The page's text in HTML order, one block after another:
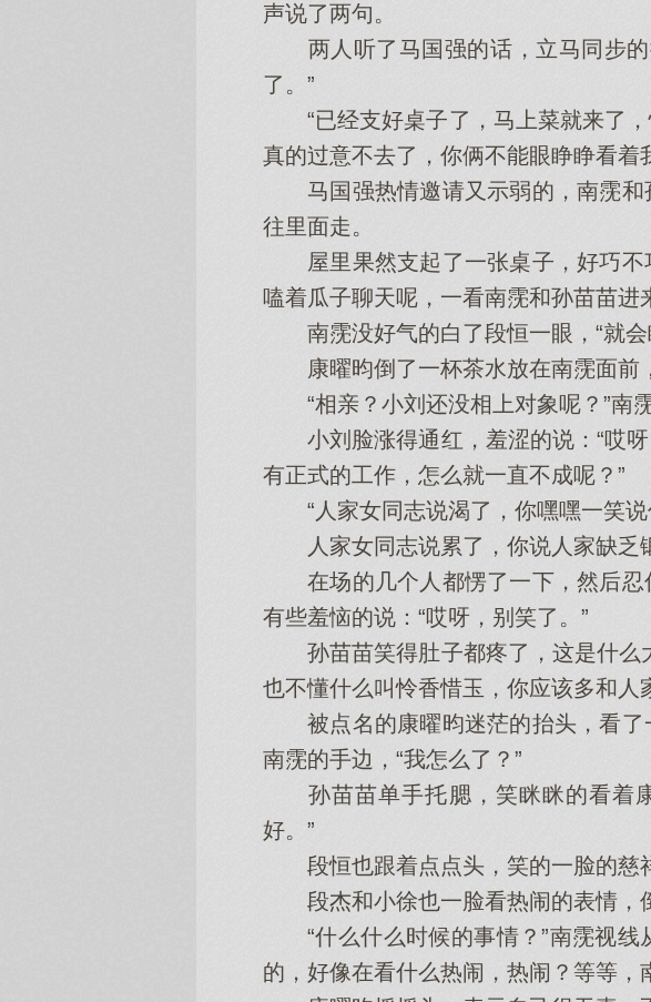
声说了两句。
两人听了马国强的话，立马同步的
了。”
“已经支好桌子了，马上菜就来了，
真的过意不去了，你俩不能眼睁睁看着
马国强热情邀请又示弱的，南霃和
往里面走。
屋里果然支起了一张桌子，好巧不
嗑着瓜子聊天呢，一看南霃和孙苗苗进
南霃没好气的白了段恒一眼，“就会
康曜昀倒了一杯茶水放在南霃面前
“相亲？小刘还没相上对象呢？”南霃
小刘脸涨得通红，羞涩的说：“哎呀
有正式的工作，怎么就一直不成呢？”
“人家女同志说渴了，你嘿嘿一笑说
人家女同志说累了，你说人家缺乏锻
在场的几个人都愣了一下，然后忍
有些羞恼的说：“哎呀，别笑了。”
孙苗苗笑得肚子都疼了，这是什么
也不懂什么叫怜香惜玉，你应该多和人
被点名的康曜昀迷茫的抬头，看了
南霃的手边，“我怎么了？”
孙苗苗单手托腮，笑眯眯的看着康
好。”
段恒也跟着点点头，笑的一脸的慈
段杰和小徐也一脸看热闹的表情，
“什么什么时候的事情？”南霃视线
的，好像在看什么热闹，热闹？等等